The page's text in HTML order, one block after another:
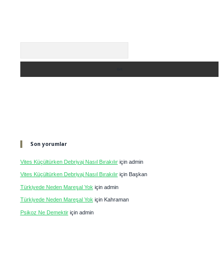
Son yorumlar
Vites Küçültürken Debriyaj Nasıl Bırakılıriçin admin
Vites Küçültürken Debriyaj Nasıl Bırakılıriçin Başkan
Türkiyede Neden Mareşal Yok için admin
Türkiyede Neden Mareşal Yok için Kahraman
Psikoz Ne Demektiriçin admin